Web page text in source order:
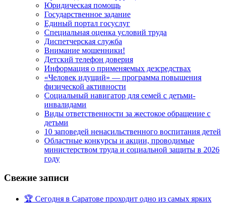
Юридическая помощь
Государственное задание
Единый портал госуслуг
Специальная оценка условий труда
Диспетчерская служба
Внимание мошенники!
Детский телефон доверия
Информация о применяемых дезсредствах
«Человек идущий» — программа повышения
физической активности
Социальный навигатор для семей с детьми-
инвалидами
Виды ответственности за жестокое обращение с
детьми
10 заповедей ненасильственного воспитания детей
Областные конкурсы и акции, проводимые
министерством труда и социальной защиты в 2026
году
Свежие записи
🏆 Сегодня в Саратове проходит одно из самых ярких